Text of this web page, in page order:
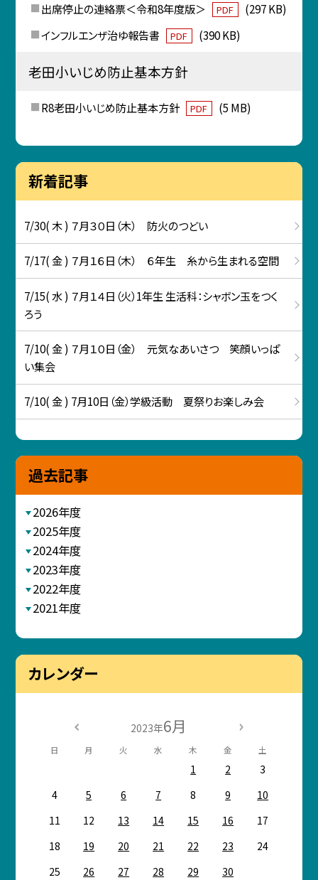
出席停止の連絡票＜令和8年度版＞
PDF
(297 KB)
インフルエンザ治ゆ報告書
PDF (390 KB)
老田小いじめ防止基本方針
R8老田小いじめ防止基本方針 PDF (5 MB)
新着記事
7/30( 木 ) ７月３０日（木） 防火のつどい
7/17( 金 ) ７月１６日（木） ６年生 糸から生まれる空間
7/15( 水 ) ７月１４日（火）1年生 生活科：シャボン玉をつく
ろう
7/10( 金 ) ７月１０日（金） 元気なあいさつ 笑顔いっぱ
い集会
7/10( 金 ) 7月10日（金）学級活動 夏祭りお楽しみ会
過去記事
2026年度
2025年度
2024年度
2023年度
2022年度
2021年度
カレンダー
2023年6月
日 月 火 水 木 金 土
1 2
3
4
5 6 7 8 9
10
11
12 13 14 15 16
17
18
19 20 21 22 23
24
25
26 27 28 29 30